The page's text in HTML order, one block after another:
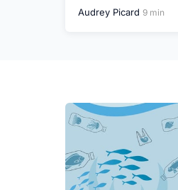
Audrey Picard 9 min